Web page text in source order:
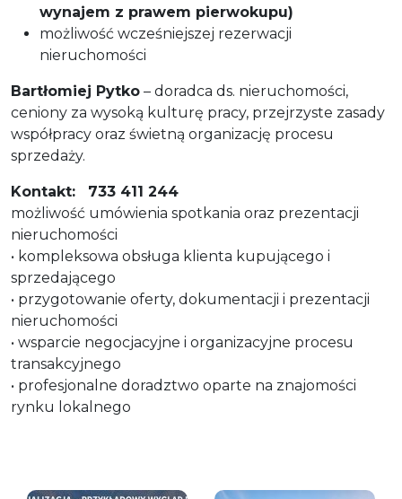
wynajem z prawem pierwokupu)
możliwość wcześniejszej rezerwacji
nieruchomości
Bartłomiej Pytko – doradca ds. nieruchomości,
ceniony za wysoką kulturę pracy, przejrzyste zasady
współpracy oraz świetną organizację procesu
sprzedaży.
Kontakt:
733 411 244
możliwość umówienia spotkania oraz prezentacji
nieruchomości
• kompleksowa obsługa klienta kupującego i
sprzedającego
• przygotowanie oferty, dokumentacji i prezentacji
nieruchomości
• wsparcie negocjacyjne i organizacyjne procesu
transakcyjnego
• profesjonalne doradztwo oparte na znajomości
rynku lokalnego